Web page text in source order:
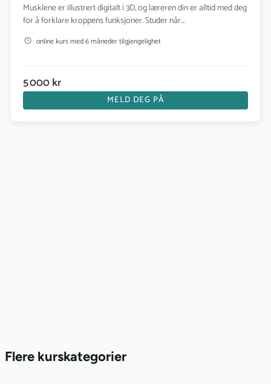
Musklene er illustrert digitalt i 3D, og læreren din er alltid med deg
for å forklare kroppens funksjoner. Studer når...
online kurs med 6 måneder tilgjengelighet
5 000 kr
MELD DEG PÅ
Flere kurskategorier